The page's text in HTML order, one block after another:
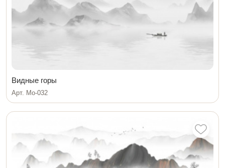
Видные горы
Арт. Мо-032